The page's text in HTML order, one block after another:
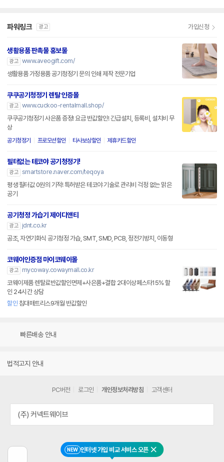
NEW 인터넷 가입 비교 서비스 오픈 닫기
파워링크 광고 가입신청
생활용품 판촉물 홍보물
광고 www.aveogift.com/
생활용품 가정용품 공기청정기 문의 인쇄 제작 전문기업
쿠쿠공기청정기 렌탈 인증몰
광고 www.cuckoo-rentalmall.shop/
쿠쿠공기청정기 사은품 증정! 요금 반값할인! 긴급설치, 등록비, 설치비 무
상
공기청정기 프로모션할인 타사보상할인 제휴카드할인
필터없는 테코야 공기청정기!
광고 smartstore.naver.com/teqoya
평생 필터값 0원의 기적! 특허받은 테코야 기술로 관리비 걱정 없는 맑은
공기
공기청정 가습기 제이디앤티
광고
jdnt.co.kr
공조, 자연기화식 공기청정 가습, SMT, SMD, PCB, 정전기방지, 이동형
코웨이인증점 마이코웨이몰
광고
mycoway.cowaymall.co.kr
코웨이제품 렌탈료반값할인면제+사은품+결합 2대이상페스타15% 할
인 24시간 상담
할인 침대매트리스9개월 반값할인
빠른배송 안내
법적고지 안내
PC버전 로그인 개인정보처리방침 고객센터
(주) 커넥트웨이브